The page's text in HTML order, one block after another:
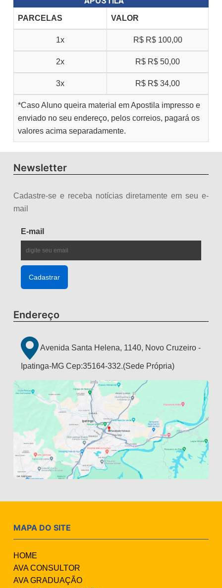
PARCELAS VALOR
1x R$ R$ 100,00
2x R$ R$ 50,00
3x R$ R$ 34,00
*Caso Aluno queira material em Apostila impresso e
enviado no seu endereço, pelos correios, pagará os
valores acima separadamente.
Newsletter
Cadastre-se e receba notícias diretamente em seu e-
mail
E-mail
Endereço
Avenida Santa Helena, 1140, Novo Cruzeiro -
Ipatinga-MG Cep:35164-332.(Sede Própria)
MAPA DO SITE
HOME
AVA CONSULTOR
AVA GRADUAÇÃO